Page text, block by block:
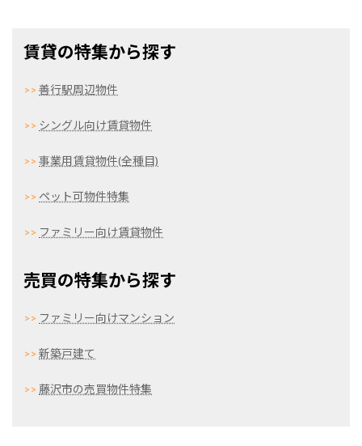
賃貸の特集から探す
>>善行駅周辺物件
>> シングル向け賃貸物件
>>事業用賃貸物件(全種目)
>> ペット可物件特集
>> ファミリー向け賃貸物件
売買の特集から探す
>> ファミリー向けマンション
>>新築戸建て
>>藤沢市の売買物件特集